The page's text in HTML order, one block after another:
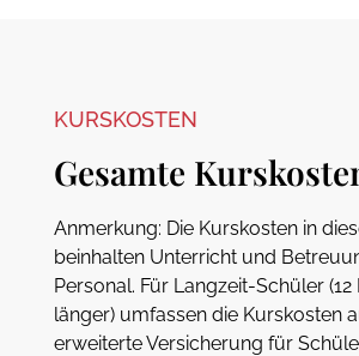
KURSKOSTEN
Gesamte
Anmerkung: Die Kurskosten in
beinhalten Unterricht und
Personal. Für Langzeit-Schüler
länger) umfassen die Kurskosten
erweiterte Versicherung für